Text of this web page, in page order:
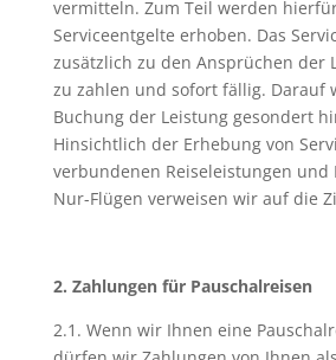
vermitteln. Zum Teil werden
Serviceentgelte erhoben. Das
zusätzlich zu den Ansprüchen der
zu zahlen und sofort fällig. Darauf
Buchung der Leistung gesondert
Hinsichtlich der Erhebung von
verbundenen Reiseleistungen und
Nur-Flügen verweisen wir auf die
2. Zahlungen für Pauschalreisen
2.1. Wenn wir Ihnen eine